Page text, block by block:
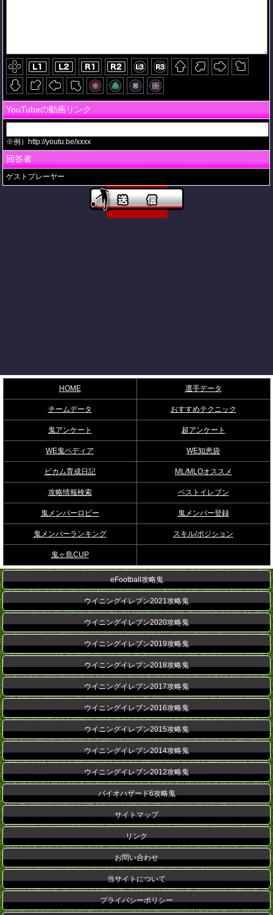
YouTubeの動画リンク
※例）http://youtu.be/xxxx
回答者
ゲストプレーヤー
HOME 選手データ
チームデータ おすすめテクニック
鬼アンケート 超アンケート
WE鬼ペディア WE知恵袋
ビカム育成日記 ML/MLOオススメ
攻略情報検索 ベストイレブン
鬼メンバーロビー 鬼メンバー登録
鬼メンバーランキング スキル/ポジション
鬼ヶ島CUP
eFootball攻略鬼
ウイニングイレブン2021攻略鬼
ウイニングイレブン2020攻略鬼
ウイニングイレブン2019攻略鬼
ウイニングイレブン2018攻略鬼
ウイニングイレブン2017攻略鬼
ウイニングイレブン2016攻略鬼
ウイニングイレブン2015攻略鬼
ウイニングイレブン2014攻略鬼
ウイニングイレブン2012攻略鬼
バイオハザード6攻略鬼
サイトマップ
リンク
お問い合わせ
当サイトについて
プライバシーポリシー